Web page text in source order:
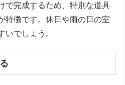
で完成するため、特別な道具
特徴です。休日や雨の日の室
いでしょう。